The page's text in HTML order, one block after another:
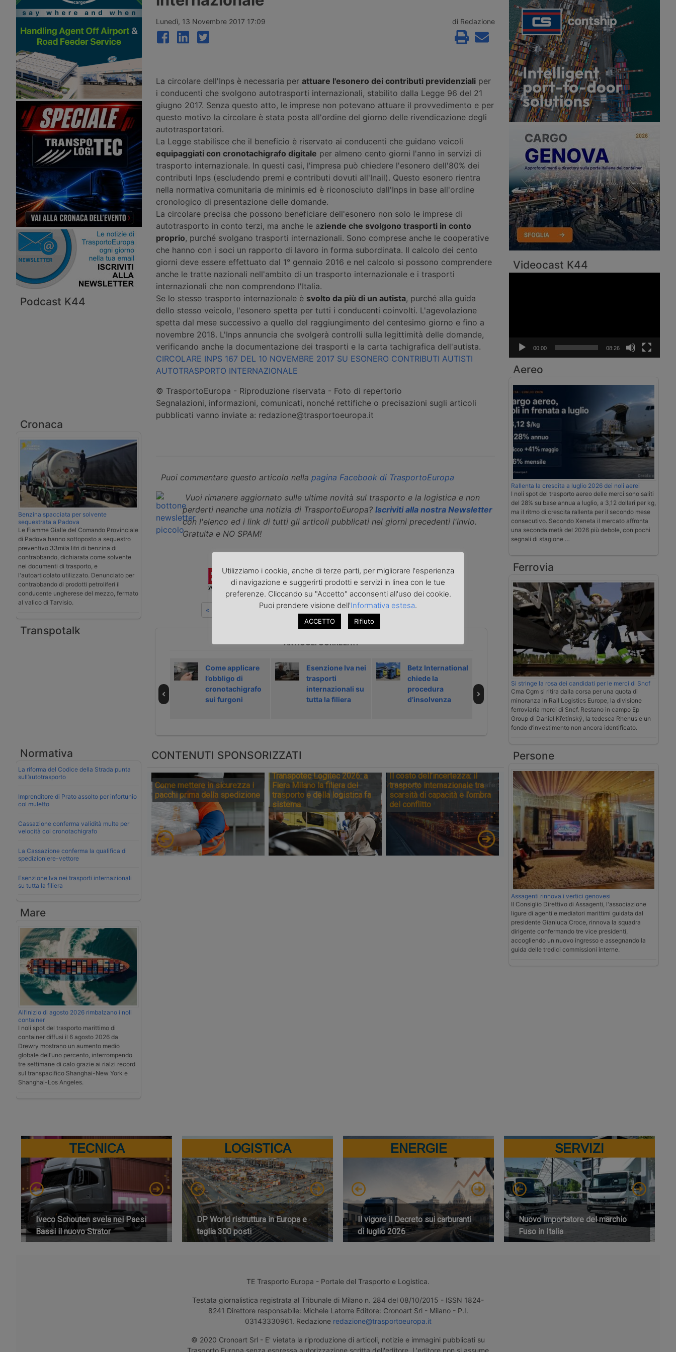
senza Cqc per un anno,
riorganizzazione delle sanzioni in 21
fasce, digitalizzazione dei documenti
e nuovo ruolo per gli ausiliari di
Polizia Stradale.
standard Sstpa. La struttura da 74
posti rientra in un progetto
dell’Unione Europea per
l’ammodernamento di cinque aree di
rimasto bloccato oltre 24 ore vicino
a Ontígola, in Spagna, con
temperature superiori ai 42 gradi e
senza aria condizionata funzionante.
Il sindacato denuncia i ritardi
dell’azienda nell’assistenza stradale.
soffre di una carenza strutturale di
conducenti. Il provvedimento giunge
dopo la revoca delle patenti a circa
200mila immigrati con status
temporaneo.
Podcast K44
Cronaca
Benzina spacciata per solvente
sequestrata a Padova
Le Fiamme Gialle del Comando Provinciale
di Padova hanno sottoposto a sequestro
preventivo 33mila litri di benzina di
contrabbando, dichiarata come solvente
nei documenti di trasporto, e
l'autoarticolato utilizzato. Denunciato per
contrabbando di prodotti petroliferi il
conducente ungherese del mezzo, fermato
al valico di Tarvisio.
Transpotalk
Normativa
La riforma del Codice della Strada punta
sull’autotrasporto
Imprenditore di Prato assolto per infortunio
col muletto
Cassazione conferma validità multe per
velocità col cronotachigrafo
La Cassazione conferma la qualifica di
spedizioniere-vettore
Esenzione Iva nei trasporti internazionali
su tutta la filiera
Mare
All’inizio di agosto 2026 rimbalzano i noli
container
I noli spot del trasporto marittimo di
container diffusi il 6 agosto 2026 da
Drewry mostrano un aumento medio
globale dell’uno percento, interrompendo
tre settimane di calo grazie ai rialzi record
sul transpacifico Shanghai-New York e
Shanghai-Los Angeles.
Lunedì, 13 Novembre 2017 17:09 di Redazione
La circolare dell'Inps è necessaria per attuare l'esonero dei contributi previdenziali per
i conducenti che svolgono autotrasporti internazionali, stabilito dalla Legge 96 del 21
giugno 2017. Senza questo atto, le imprese non potevano attuare il provvedimento e per
questo motivo la circolare è stata posta all'ordine del giorno delle rivendicazione degli
autotrasportatori.
La Legge stabilisce che il beneficio è riservato ai conducenti che guidano veicoli
equipaggiati con cronotachigrafo digitale per almeno cento giorni l'anno in servizi di
trasporto internazionale. In questi casi, l'impresa può chiedere l'esonero dell'80% dei
contributi Inps (escludendo premi e contributi dovuti all'Inail). Questo esonero rientra
nella normativa comunitaria de minimis ed è riconosciuto dall'Inps in base all'ordine
cronologico di presentazione delle domande.
La circolare precisa che possono beneficiare dell'esonero non solo le imprese di
autotrasporto in conto terzi, ma anche le aziende che svolgono trasporti in conto
proprio, purché svolgano trasporti internazionali. Sono comprese anche le cooperative
che hanno con i soci un rapporto di lavoro in forma subordinata. Il calcolo dei cento
giorni deve essere effettuato dal 1° gennaio 2016 e nel calcolo si possono comprendere
anche le tratte nazionali nell'ambito di un trasporto internazionale e i trasporti
internazionali che non comprendono l'Italia.
Se lo stesso trasporto internazionale è svolto da più di un autista, purché alla guida
dello stesso veicolo, l'esonero spetta per tutti i conducenti coinvolti. L'agevolazione
spetta dal mese successivo a quello del raggiungimento del centesimo giorno e fino a
novembre 2018. L'Inps annuncia che svolgerà controlli sulla legittimità delle domande,
verificando anche la documentazione dei trasporti e la carta tachigrafica dell'autista.
CIRCOLARE INPS 167 DEL 10 NOVEMBRE 2017 SU ESONERO CONTRIBUTI AUTISTI
AUTOTRASPORTO INTERNAZIONALE
© TrasportoEuropa - Riproduzione riservata - Foto di repertorio
Segnalazioni, informazioni, comunicati, nonché rettifiche o precisazioni sugli articoli
pubblicati vanno inviate a: redazione@trasportoeuropa.it
Puoi commentare questo articolo nella pagina Facebook di TrasportoEuropa
Vuoi rimanere aggiornato sulle ultime novità sul trasporto e la logistica e non
perderti neanche una notizia di TrasportoEuropa? Iscriviti alla nostra Newsletter
con l'elenco ed i link di tutti gli articoli pubblicati nei giorni precedenti l'invio.
Gratuita e NO SPAM!
« Articolo precedente Articolo successivo »
ARTICOLI CORRELATI
Come applicare
l’obbligo di
cronotachigrafo
sui furgoni
Esenzione Iva nei
trasporti
internazionali su
tutta la filiera
Betz International
chiede la
procedura
d’insolvenza
Gasolio a prezzo
maggiorato in
Slovacchia per
veicoli esteri
Nuovi chiarimenti
sull’uso del
cronotachigrafo
smart di seconda
generazione
CONTENUTI SPONSORIZZATI
Come mettere in sicurezza i
pacchi prima della spedizione
Transpotec Logitec 2026: a
Fiera Milano la filiera del
trasporto e della logistica fa
sistema
Il costo dell’incertezza: il
trasporto internazionale tra
scarsità di capacità e l’ombra
del conflitto
Videocast K44
00:00 08:26
Aereo
Rallenta la crescita a luglio 2026 dei noli aerei
I noli spot del trasporto aereo delle merci sono saliti
del 28% su base annua a luglio, a 3,12 dollari per kg,
ma il ritmo di crescita rallenta per il secondo mese
consecutivo. Secondo Xeneta il mercato affronta
una seconda metà del 2026 più debole, con pochi
segnali di stagione …
Ferrovia
Si stringe la rosa dei candidati per le merci di Sncf
Cma Cgm si ritira dalla corsa per una quota di
minoranza in Rail Logistics Europe, la divisione
ferroviaria merci di Sncf. Restano in campo Ep
Group di Daniel Křetínský, la tedesca Rhenus e un
fondo d’investimento non ancora identificato.
Persone
Assagenti rinnova i vertici genovesi
Il Consiglio Direttivo di Assagenti, l'associazione
ligure di agenti e mediatori marittimi guidata dal
presidente Gianluca Croce, rinnova la squadra
dirigente confermando tre vice presidenti,
accogliendo un nuovo ingresso e assegnando la
guida delle tredici commissioni interne.
TECNICA
Iveco Schouten svela nei Paesi
Bassi il nuovo Strator
LOGISTICA
DP World ristruttura in Europa e
taglia 300 posti
ENERGIE
Il vigore il Decreto sui carburanti
di luglio 2026
SERVIZI
Nuovo importatore del marchio
Fuso in Italia
TE Trasporto Europa - Portale del Trasporto e Logistica.
Testata giornalistica registrata al Tribunale di Milano n. 284 del 08/10/2015 - ISSN 1824-
8241 Direttore responsabile: Michele Latorre Editore: Cronoart Srl - Milano - P.I.
03143330961. Redazione redazione@trasportoeuropa.it
© 2020 Cronoart Srl - E' vietata la riproduzione di articoli, notizie e immagini pubblicati su
Trasporto Europa senza espressa autorizzazione scritta dell'editore. L'editore non si assume
Utilizziamo i cookie, anche di terze parti, per migliorare l'esperienza
di navigazione e suggerirti prodotti e servizi in linea con le tue
preferenze. Cliccando su "Accetto" acconsenti all'uso dei cookie.
Puoi prendere visione dell'Informativa estesa.
ACCETTO Rifiuto